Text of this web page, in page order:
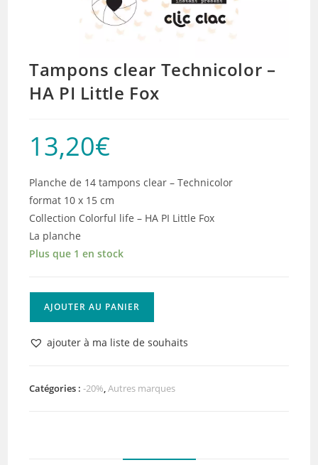
Tampons clear Technicolor –
HA PI Little Fox
13,20€
Planche de 14 tampons clear – Technicolor
format 10 x 15 cm
Collection Colorful life – HA PI Little Fox
La planche
Plus que 1 en stock
clear
-
AJOUTER AU PANIER
ajouter à ma liste de souhaits
Catégories :-20%,Autres marques